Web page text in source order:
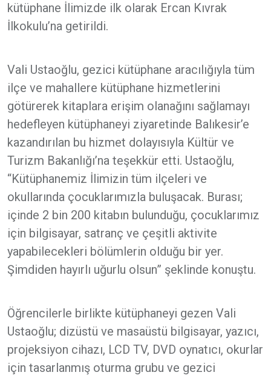
kütüphane İlimizde ilk olarak Ercan Kıvrak
İlkokulu’na getirildi.
Vali Ustaoğlu, gezici kütüphane aracılığıyla tüm
ilçe ve mahallere kütüphane hizmetlerini
götürerek kitaplara erişim olanağını sağlamayı
hedefleyen kütüphaneyi ziyaretinde Balıkesir’e
kazandırılan bu hizmet dolayısıyla Kültür ve
Turizm Bakanlığı’na teşekkür etti. Ustaoğlu,
“Kütüphanemiz İlimizin tüm ilçeleri ve
okullarında çocuklarımızla buluşacak. Burası;
içinde 2 bin 200 kitabın bulunduğu, çocuklarımız
için bilgisayar, satranç ve çeşitli aktivite
yapabilecekleri bölümlerin olduğu bir yer.
Şimdiden hayırlı uğurlu olsun” şeklinde konuştu.
Öğrencilerle birlikte kütüphaneyi gezen Vali
Ustaoğlu; dizüstü ve masaüstü bilgisayar, yazıcı,
projeksiyon cihazı, LCD TV, DVD oynatıcı, okurlar
için tasarlanmış oturma grubu ve gezici